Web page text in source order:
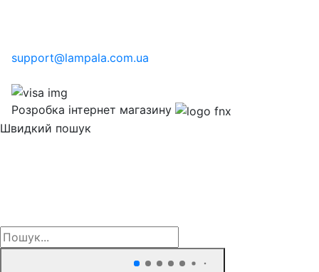
support@lampala.com.ua
Розробка інтернет магазину
Швидкий пошук